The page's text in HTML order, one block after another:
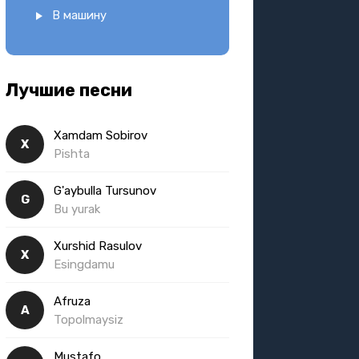
В машину
Лучшие песни
X
Xamdam Sobirov
Pishta
G
G'aybulla Tursunov
Bu yurak
X
Xurshid Rasulov
Esingdamu
A
Afruza
Topolmaysiz